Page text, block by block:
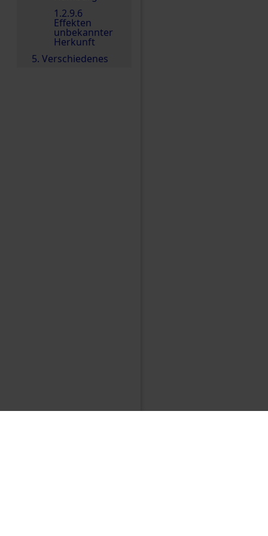
1.2.9.6
Effekten
unbekannter
Herkunft
5. Verschiedenes